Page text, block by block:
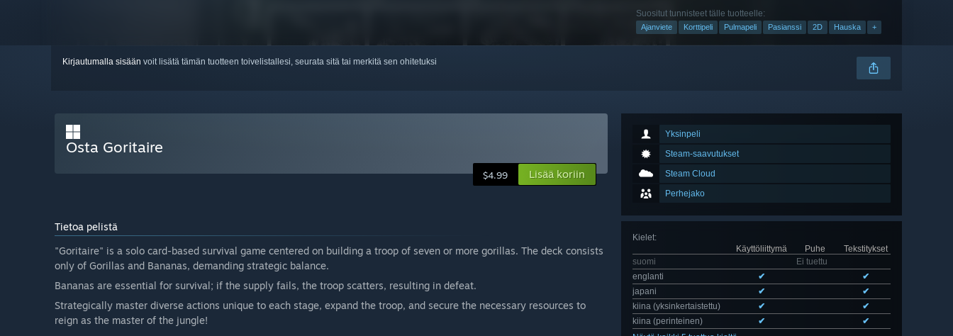
Suositut tunnisteet tälle tuotteelle:
Ajanviete Korttipeli Pulmapeli Pasianssi 2D Hauska +
Kirjautumalla sisään voit lisätä tämän tuotteen toivelistallesi, seurata sitä tai merkitä sen ohitetuksi
Yksinpeli
Steam-saavutukset
Steam Cloud
Perhejako
Kielet:
Käyttöliittymä
Puhe
Tekstitykset
suomi
Ei tuettu
englanti
✔
✔
japani
✔
✔
kiina (yksinkertaistettu)
✔
✔
kiina (perinteinen)
✔
✔
Osta Goritaire
$4.99 Lisää koriin
Tietoa pelistä
"Goritaire" is a solo card-based survival game centered on building a troop of seven or more gorillas. The deck consists
only of Gorillas and Bananas, demanding strategic balance.
Bananas are essential for survival; if the supply fails, the troop scatters, resulting in defeat.
Strategically master diverse actions unique to each stage, expand the troop, and secure the necessary resources to
reign as the master of the jungle!